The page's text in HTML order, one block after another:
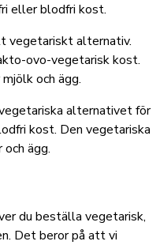
eller blodfri kost.
vegetariskt alternativ.
ovo-vegetarisk kost.
och ägg.
alternativet för
kost. Den vegetariska
ägg.
du beställa vegetarisk,
. Det beror på att vi